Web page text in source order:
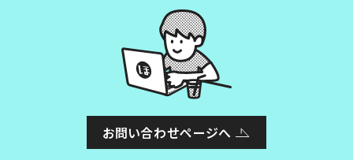
お問い合わせページへ